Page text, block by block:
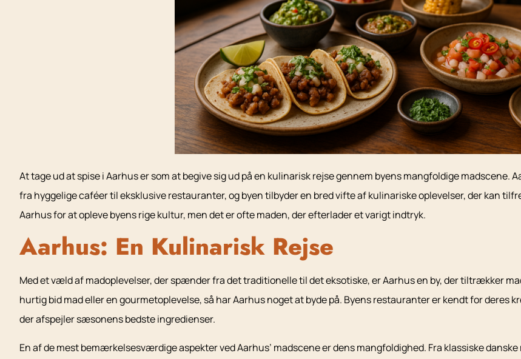
At tage ud at spise i Aarhus er som at begive sig ud på en kulinarisk rejse gennem byens mangfoldige
fra hyggelige caféer til eksklusive restauranter, og byen tilbyder en bred vifte af kulinariske oplevelser, der kan
Aarhus for at opleve byens rige kultur, men det er ofte maden, der efterlader et varigt indtryk.
Aarhus: En Kulinarisk Rejse
Med et væld af madoplevelser, der spænder fra det traditionelle til det eksotiske, er Aarhus en by, der tiltrækker
hurtig bid mad eller en gourmetoplevelse, så har Aarhus noget at byde på. Byens restauranter er kendt for deres
der afspejler sæsonens bedste ingredienser.
En af de mest bemærkelsesværdige aspekter ved Aarhus’ madscene er dens mangfoldighed. Fra klassiske